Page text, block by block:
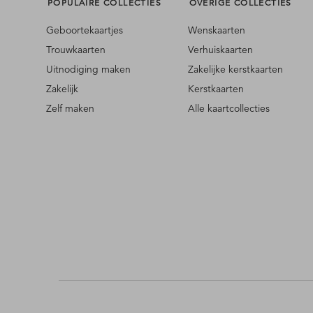
POPULAIRE COLLECTIES
Geboortekaartjes
Trouwkaarten
Uitnodiging maken
Zakelijk
Zelf maken
OVERIGE COLLECTIES
Wenskaarten
Verhuiskaarten
Zakelijke kerstkaarten
Kerstkaarten
Alle kaartcollecties